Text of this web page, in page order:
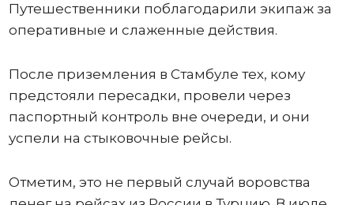
Путешественники поблагодарили экипаж за
оперативные и слаженные действия.
После приземления в Стамбуле тех, кому
предстояли пересадки, провели через
паспортный контроль вне очереди, и они
успели на стыковочные рейсы.
Отметим, это не первый случай воровства